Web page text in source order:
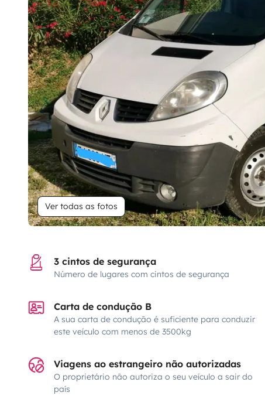
Ver todas as fotos
3 cintos de segurança
Número de lugares com cintos de segurança
Carta de condução B
A sua carta de condução é suficiente para conduzir
este veículo com menos de 3500kg
Viagens ao estrangeiro não autorizadas
O proprietário não autoriza o seu veículo a sair do
país